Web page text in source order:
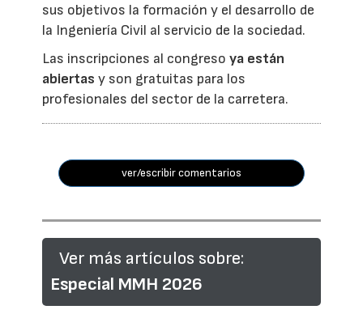
sus objetivos la formación y el desarrollo de
la Ingeniería Civil al servicio de la sociedad.
Las inscripciones al congresoya están
abiertas y son gratuitas para los
profesionales del sector de la carretera.
ver/escribir comentarios
Ver más artículos sobre:
Especial MMH 2026